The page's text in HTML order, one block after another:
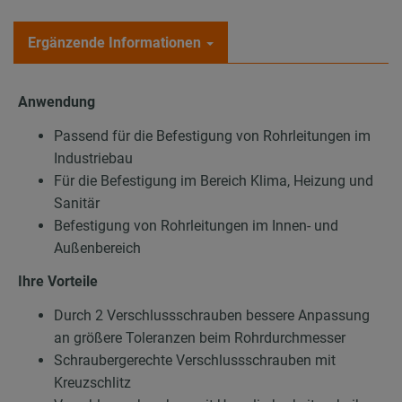
Ergänzende Informationen
Anwendung
Passend für die Befestigung von Rohrleitungen im
Industriebau
Für die Befestigung im Bereich Klima, Heizung und
Sanitär
Befestigung von Rohrleitungen im Innen- und
Außenbereich
Ihre Vorteile
Durch 2 Verschlussschrauben bessere Anpassung
an größere Toleranzen beim Rohrdurchmesser
Schraubergerechte Verschlussschrauben mit
Kreuzschlitz